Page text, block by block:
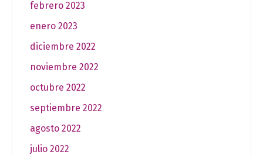
febrero 2023
enero 2023
diciembre 2022
noviembre 2022
octubre 2022
septiembre 2022
agosto 2022
julio 2022